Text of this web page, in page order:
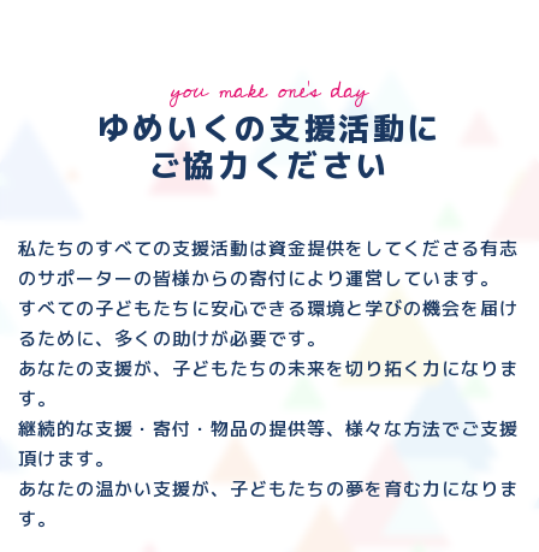
you make one's day
ゆめいくの支援活動に
ご協力ください
私たちのすべての支援活動は資金提供をしてくださる有志
のサポーターの皆様からの寄付により運営しています。
すべての子どもたちに安心できる環境と 学びの機会を届け
るために、多くの助けが必要です。
あなたの支援が、子どもたちの未来を切り拓く力になりま
す。
継続的な支援・寄付・物品の提供等、様々な方法でご支援
頂けます。
あなたの温かい支援が、子どもたちの夢を育む力になりま
す。